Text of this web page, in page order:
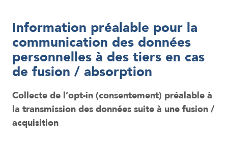
Information préalable pour la
communication des données
personnelles à des tiers en cas
de fusion / absorption
Collecte de l’opt-in (consentement) préalable à
la transmission des données suite à une fusion /
acquisition